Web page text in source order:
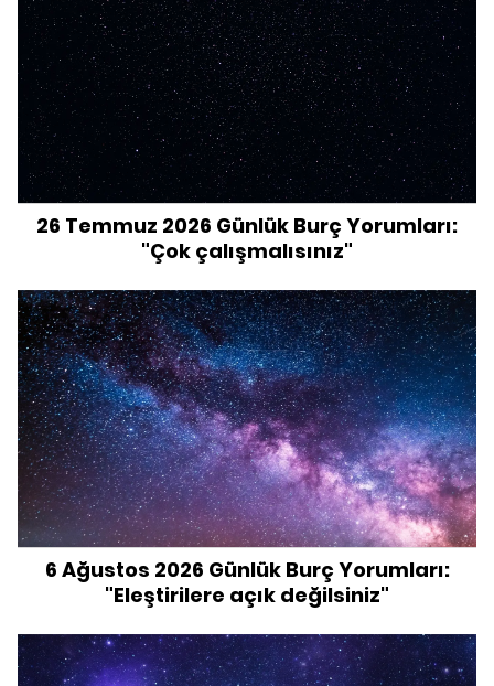
26 Temmuz 2026 Günlük Burç Yorumları:
"Çok çalışmalısınız"
6 Ağustos 2026 Günlük Burç Yorumları:
"Eleştirilere açık değilsiniz"